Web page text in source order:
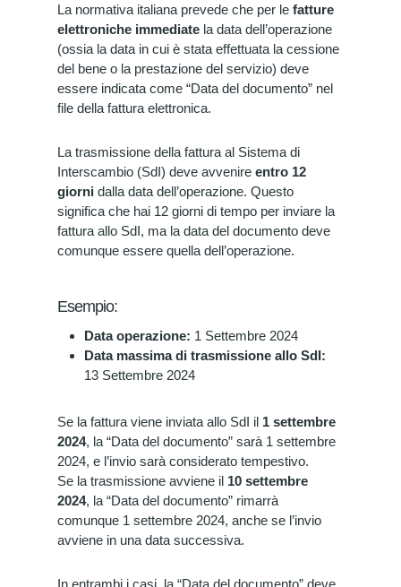
La normativa italiana prevede che per lefatture
elettroniche immediate la data dell’operazione
(ossia la data in cui è stata effettuata la cessione
del bene o la prestazione del servizio) deve
essere indicata come “Data del documento” nel
file della fattura elettronica.
La trasmissione della fattura al Sistema di
Interscambio (SdI) deve avvenireentro 12
giorni dalla data dell’operazione. Questo
significa che hai 12 giorni di tempo per inviare la
fattura allo SdI, ma la data del documento deve
comunque essere quella dell’operazione.
Esempio:
Data operazione: 1 Settembre 2024
Data massima di trasmissione allo SdI:
13 Settembre 2024
Se la fattura viene inviata allo SdI il 1 settembre
2024, la “Data del documento” sarà 1 settembre
2024, e l’invio sarà considerato tempestivo.
Se la trasmissione avviene il 10 settembre
2024, la “Data del documento” rimarrà
comunque 1 settembre 2024, anche se l’invio
avviene in una data successiva.
In entrambi i casi, la “Data del documento” deve